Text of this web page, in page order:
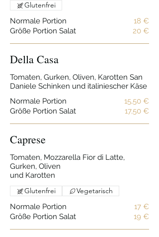
Normale Portion
18 €
Größe Portion Salat
20 €
Glutenfrei
Della Casa
Tomaten, Gurken, Oliven, Karotten San
Daniele Schinken und italiniescher Käse
Normale Portion
15,50 €
Größe Portion Salat
17,50 €
Caprese
Tomaten, Mozzarella Fior di Latte,
Gurken, Oliven
und Karotten
Normale Portion
17 €
Größe Portion Salat
19 €
Glutenfrei Vegetarisch